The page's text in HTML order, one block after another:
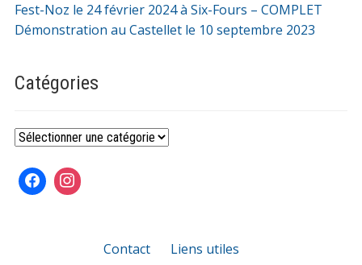
Fest-Noz le 24 février 2024 à Six-Fours – COMPLET
Démonstration au Castellet le 10 septembre 2023
Catégories
Catégories
Contact Liens utiles